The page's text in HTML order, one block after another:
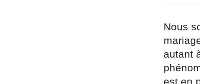
Nous
autant
est en